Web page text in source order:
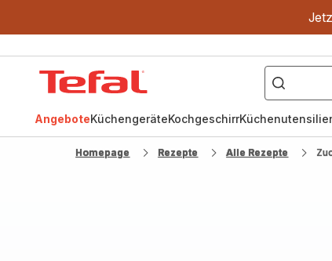
["OptiGrill","Easy
Fry","Pfanne"]
AngeboteKüchengeräteKochgeschirr
Homepage Rezepte Alle Rezepte